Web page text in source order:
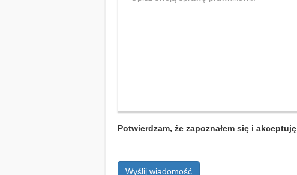
Potwierdzam, że zapoznałem się i akceptuję
Wyślij wiadomość